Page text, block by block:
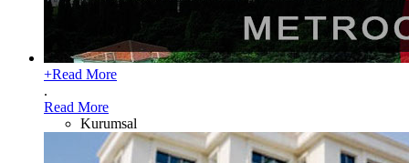
+Read More
.
Read More
Kurumsal